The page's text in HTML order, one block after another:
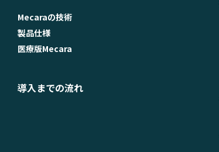
Mecaraの技術
製品仕様
医療版Mecara
導入までの流れ